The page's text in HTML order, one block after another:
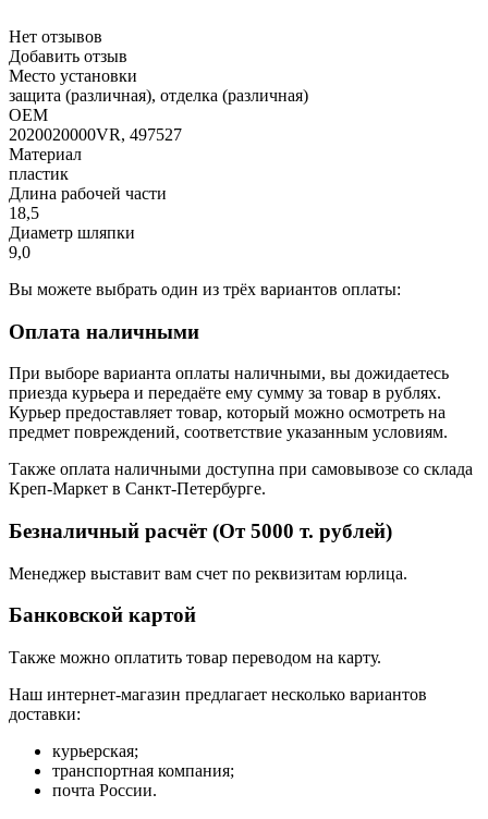
Нет отзывов
Добавить отзыв
Место установки
защита (различная), отделка (различная)
OEM
2020020000VR, 497527
Материал
пластик
Длина рабочей части
18,5
Диаметр шляпки
9,0
Вы можете выбрать один из трёх вариантов оплаты:
Оплата наличными
При выборе варианта оплаты наличными, вы дожидаетесь
приезда курьера и передаёте ему сумму за товар в рублях.
Курьер предоставляет товар, который можно осмотреть на
предмет повреждений, соответствие указанным условиям.
Также оплата наличными доступна при самовывозе со склада
Креп-Маркет в Санкт-Петербурге.
Безналичный расчёт (От 5000 т. рублей)
Менеджер выставит вам счет по реквизитам юрлица.
Банковской картой
Также можно оплатить товар переводом на карту.
Наш интернет-магазин предлагает несколько вариантов
доставки:
курьерская;
транспортная компания;
почта России.